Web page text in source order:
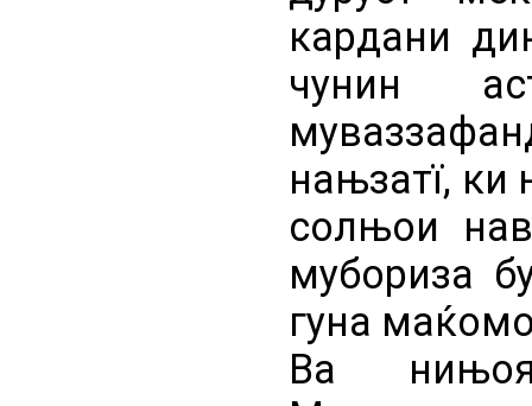
кардани
чунин
нањзатї,
солњои
мубориза
гуна
Ва